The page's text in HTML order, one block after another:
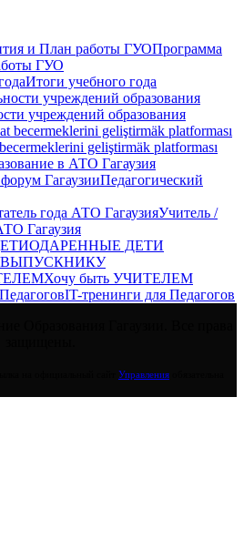
Программа
ГУО
Итоги учебного года
учреждений образования
geliştirmäk platforması
в АТО Гагаузия
Педагогический
Учитель /
Гагаузия
ОДАРЕННЫЕ ДЕТИ
ВЫПУСКНИКУ
Хочу быть УЧИТЕЛЕМ
IT-тренинги для Педагогов
Управления